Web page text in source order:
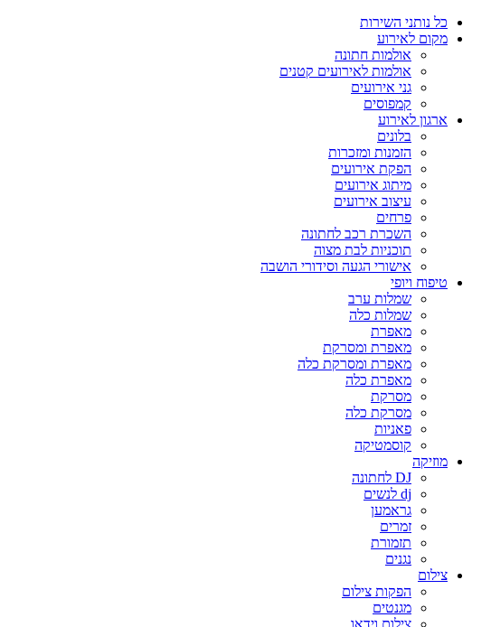
כל נותני השירות
מקום לאירוע
אולמות חתונה
אולמות לאירועים קטנים
גני אירועים
קמפוסים
ארגון לאירוע
בלונים
הזמנות ומזכרות
הפקת אירועים
מיתוג אירועים
עיצוב אירועים
פרחים
השכרת רכב לחתונה
תוכניות לבת מצוה
אישורי הגעה וסידורי הושבה
טיפוח ויופי
שמלות ערב
שמלות כלה
מאפרת
מאפרת ומסרקת
מאפרת ומסרקת כלה
מאפרת כלה
מסרקת
מסרקת כלה
פאניות
קוסמטיקה
מוזיקה
DJ לחתונה
dj לנשים
גראמען
זמרים
תזמורת
נגנים
צילום
הפקות צילום
מגנטים
צילום וידאו